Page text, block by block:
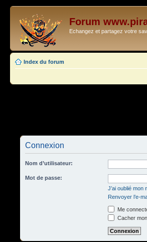
Forum
Echangez et partagez votre
Index du forum
Connexion
Nom d’utilisateur:
Mot de passe:
J’ai oublié mon
Renvoyer l’e-
Me
Cacher